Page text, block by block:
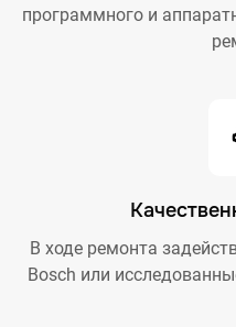
программного и
В ходе ремонта
Bosch или